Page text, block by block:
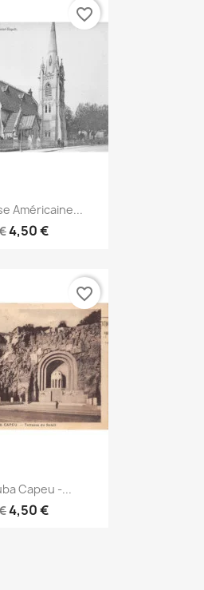
rapide
Américaine...
4,50 €
favorite_border
rapide
Capeu -...
4,50 €
favorite_border